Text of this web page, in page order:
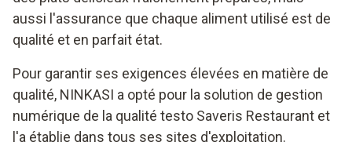
aussi l'assurance que chaque aliment utilisé est de
qualité et en parfait état.
Pour garantir ses exigences élevées en matière de
qualité, NINKASI a opté pour la solution de gestion
numérique de la qualité testo Saveris Restaurant et
l'a établie dans tous ses sites d'exploitation.